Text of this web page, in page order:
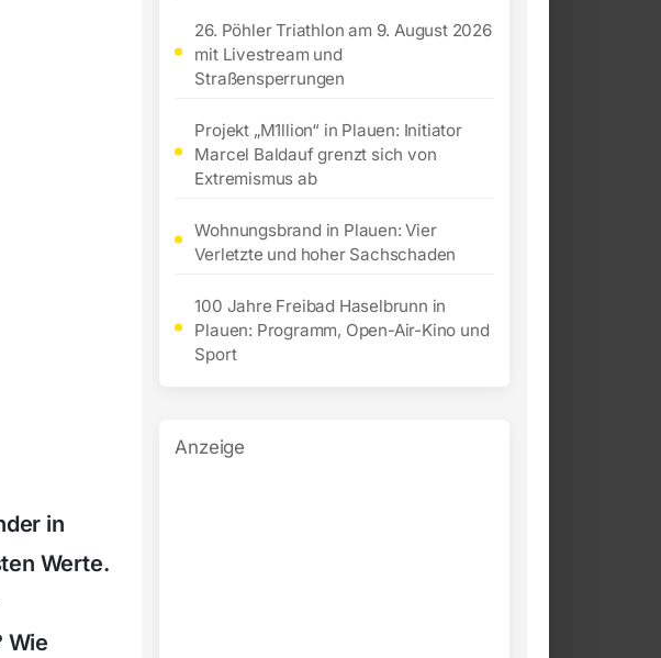
in
Werte.
Wie
26. Pöhler Triathlon am 9. August 2026
mit Livestream und
Straßensperrungen
Projekt „M1llion“ in Plauen: Initiator
Marcel Baldauf grenzt sich von
Extremismus ab
Wohnungsbrand in Plauen: Vier
Verletzte und hoher Sachschaden
100 Jahre Freibad Haselbrunn in
Plauen: Programm, Open-Air-Kino und
Sport
Anzeige